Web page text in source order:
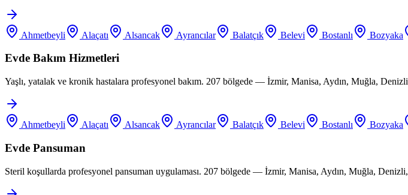
Ahmetbeyli Alaçatı Alsancak Ayrancılar Balatçık Belevi Bostanlı Bozyaka
Evde Bakım Hizmetleri
Yaşlı, yatalak ve kronik hastalara profesyonel bakım. 207 bölgede — İzmir, Manisa, Aydın, Muğla,
Ahmetbeyli Alaçatı Alsancak Ayrancılar Balatçık Belevi Bostanlı Bozyaka
Evde Pansuman
Steril koşullarda profesyonel pansuman uygulaması. 207 bölgede — İzmir, Manisa, Aydın, Muğla,